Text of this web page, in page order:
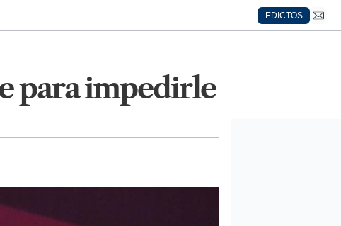
EDICTOS
para impedirle